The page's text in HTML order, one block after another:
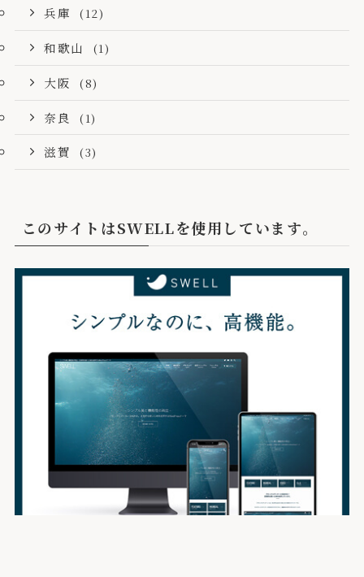
兵庫 (12)
和歌山 (1)
大阪 (8)
奈良 (1)
滋賀 (3)
このサイトはSWELLを使用しています。